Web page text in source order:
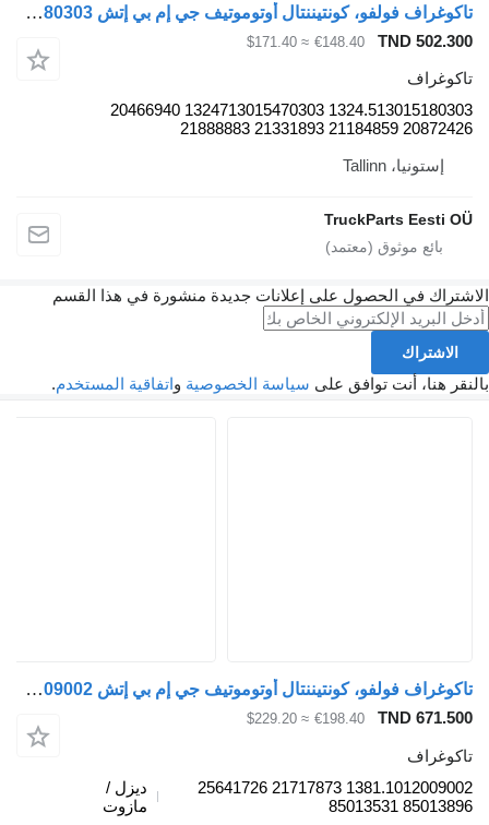
تاكوغراف فولفو، كونتيننتال أوتوموتيف جي إم بي إتش 1324.513015180303 لـ الباصات Volvo B5LH, B0E (2008-)
TND
€148.40
≈ $171.40
1324.513015180303 1324713015470303 20466940
20872426 21184859 21331893
إستونيا، Tallinn
TruckParts Eesti
في الحصول على إعلانات جديدة منشورة في هذا القسم
الاشتراك
هنا، أنت توافق علىسياسة الخصوصيةواتفاقية المستخدم.
تاكوغراف فولفو، كونتيننتال أوتوموتيف جي إم بي إتش 1381.1012009002 لـ الباصات Volvo B7, B8, B9, B12 bus (2005-)
TND
€198.40
≈ $229.20
1381.1012009002 21717873 25641726
85013896
ديزل /
مازوت